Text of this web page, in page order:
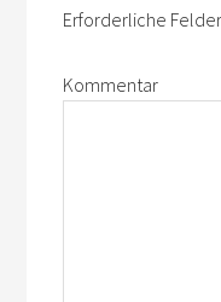
Erforderliche
Kommentar